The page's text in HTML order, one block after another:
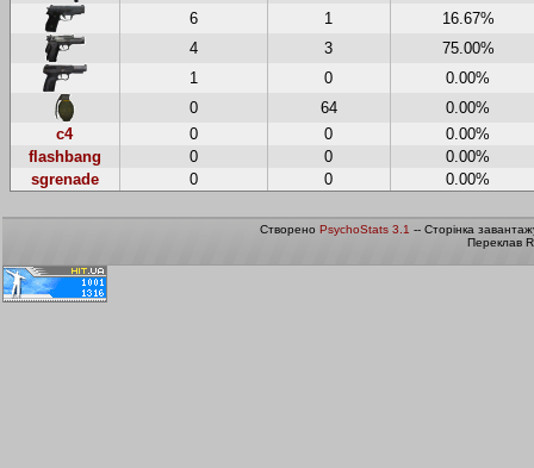
6
1
16.67%
4
3
75.00%
1
0
0.00%
0
64
0.00%
c4
0 0
0.00%
flashbang
0 0
0.00%
sgrenade
0 0 0.00%
Створено PsychoStats 3.1 -- Сторінка
Переклав